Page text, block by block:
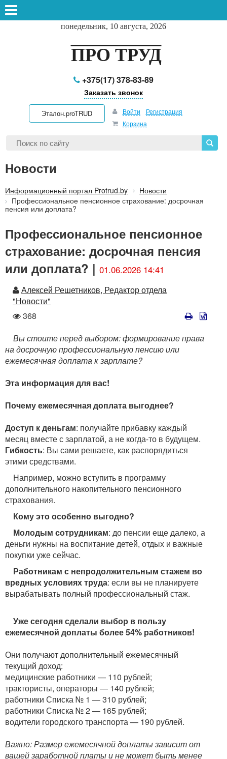
понедельник, 10 августа, 2026
ПРО ТРУД
+375(17) 378-83-89
Заказать звонок
Эталон.proTRUD Войти
Регистрация
Корзина
Новости
Информационный портал Protrud.by
Новости
Профессиональное пенсионное страхование: досрочная
пенсия или доплата?
Профессиональное пенсионное
страхование: досрочная пенсия
или доплата? | 01.06.2026 14:41
Автор
Алексей Решетников, Редактор отдела
"Новости"
Количество
368
Вы стоите перед выбором: формирование права
на досрочную профессиональную пенсию или
ежемесячная доплата к зарплате?
Эта информация для вас!
Почему ежемесячная доплата выгоднее?
Доступ к деньгам: получайте прибавку каждый
месяц вместе с зарплатой, а не когда-то в будущем.
Гибкость: Вы сами решаете, как распорядиться
этими средствами.
Например, можно вступить в программу
дополнительного накопительного пенсионного
страхования.
Кому это особенно выгодно?
Молодым сотрудникам: до пенсии еще далеко, а
деньги нужны на воспитание детей, отдых и важные
покупки уже сейчас.
Работникам с непродолжительным стажем во
вредных условиях труда: если вы не планируете
вырабатывать полный профессиональный стаж.
Уже сегодня сделали выбор в пользу
ежемесячной доплаты более 54% работников!
Они получают дополнительный ежемесячный
текущий доход:
медицинские работники — 110 рублей;
трактористы, операторы — 140 рублей;
работники Списка № 1 — 310 рублей;
работники Списка № 2 — 165 рублей;
водители городского транспорта — 190 рублей.
Важно: Размер ежемесячной доплаты зависит от
вашей заработной платы и не может быть менее